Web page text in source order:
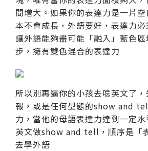
間增大。如果你的表達力是一片
本不會成長，外語要好，表達力
讓外語能夠盡可能「融入」藍色
步，擁有雙色混合的表達力
所以別再逼你的小孩去唸英文了
報，或是任何型態的show and
力，當他的母語表達力達到一定
英文做show and tell，順序是「
去學外語